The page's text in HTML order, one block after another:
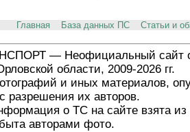
Главная База данных ПС Статьи и
— Неофициальный сайт
области, 2009-2026 гг.
и иных материалов,
разрешения их авторов.
о ТС на сайте взята из
авторами фото.